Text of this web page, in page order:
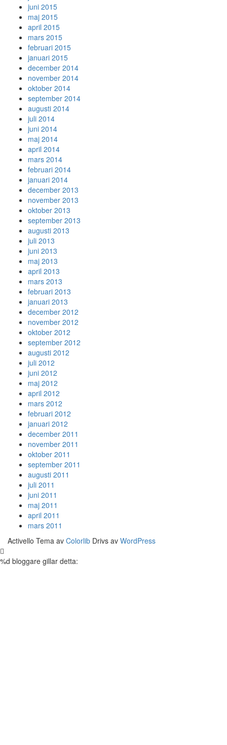
juni 2015
maj 2015
april 2015
mars 2015
februari 2015
januari 2015
december 2014
november 2014
oktober 2014
september 2014
augusti 2014
juli 2014
juni 2014
maj 2014
april 2014
mars 2014
februari 2014
januari 2014
december 2013
november 2013
oktober 2013
september 2013
augusti 2013
juli 2013
juni 2013
maj 2013
april 2013
mars 2013
februari 2013
januari 2013
december 2012
november 2012
oktober 2012
september 2012
augusti 2012
juli 2012
juni 2012
maj 2012
april 2012
mars 2012
februari 2012
januari 2012
december 2011
november 2011
oktober 2011
september 2011
augusti 2011
juli 2011
juni 2011
maj 2011
april 2011
mars 2011
Activello Tema av Colorlib Drivs av WordPress
%d bloggare gillar detta: